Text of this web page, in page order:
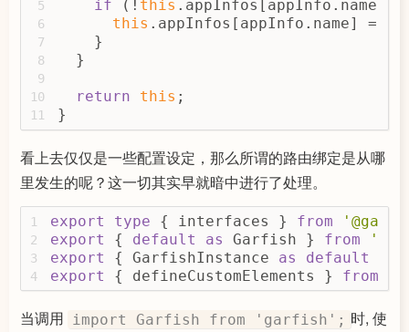
5
6
7
8
9
10
11
if (! this .appInfos[appInfo.name])
this .appInfos[appInfo.name] =
    }
  }
return this ;
}
看上去仅仅是一些配置设定，那么所谓的路由绑定是从哪
里发生的呢？这一切其实早就暗中进行了处理。
1
2
3
4
export type { interfaces } from
export { default as Garfish } from
export { GarfishInstance as default
export { defineCustomElements } from
当调用 import Garfish from 'garfish'; 时, 使